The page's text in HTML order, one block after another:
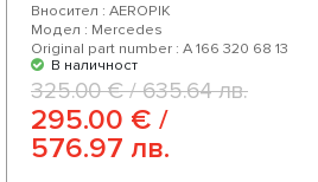
Вносител : AEROPIK
Модел : Mercedes
Original part number : A 166 320 68 13
В наличност
325.00 € / 635.64 лв.
295.00 € /
576.97 лв.